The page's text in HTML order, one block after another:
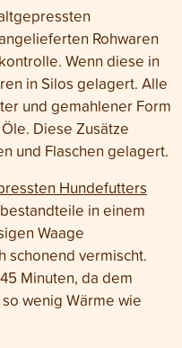
Rohwaren
Wenn diese in
in Silos gelagert. Alle
und gemahlener Form
Diese Zusätze
und Flaschen gelagert.
Hundefutters
in einem
Waage
schonend vermischt.
Minuten, da dem
wenig Wärme wie